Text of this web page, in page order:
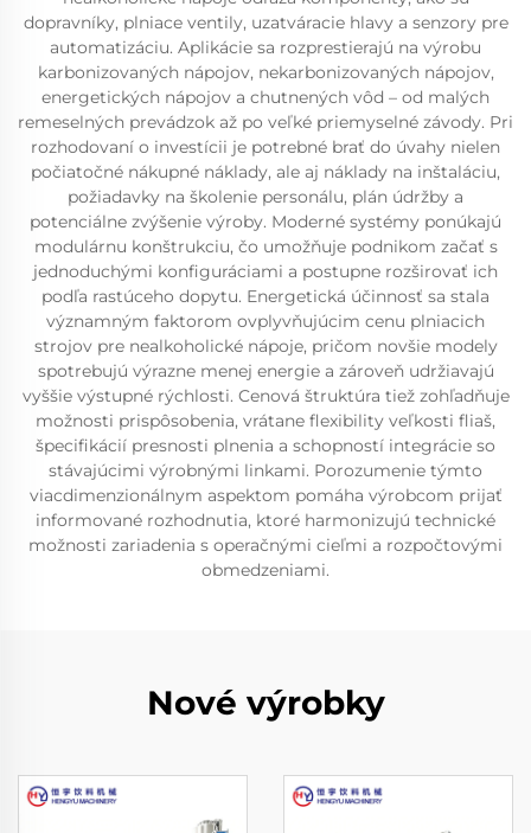
dopravníky, plniace ventily, uzatváracie hlavy a senzory pre
automatizáciu. Aplikácie sa rozprestierajú na výrobu
karbonizovaných nápojov, nekarbonizovaných nápojov,
energetických nápojov a chutnených vôd – od malých
remeselných prevádzok až po veľké priemyselné závody. Pri
rozhodovaní o investícii je potrebné brať do úvahy nielen
počiatočné nákupné náklady, ale aj náklady na inštaláciu,
požiadavky na školenie personálu, plán údržby a
potenciálne zvýšenie výroby. Moderné systémy ponúkajú
modulárnu konštrukciu, čo umožňuje podnikom začať s
jednoduchými konfiguráciami a postupne rozširovať ich
podľa rastúceho dopytu. Energetická účinnosť sa stala
významným faktorom ovplyvňujúcim cenu plniacich
strojov pre nealkoholické nápoje, pričom novšie modely
spotrebujú výrazne menej energie a zároveň udržiavajú
vyššie výstupné rýchlosti. Cenová štruktúra tiež zohľadňuje
možnosti prispôsobenia, vrátane flexibility veľkosti fliaš,
špecifikácií presnosti plnenia a schopností integrácie so
stávajúcimi výrobnými linkami. Porozumenie týmto
viacdimenzionálnym aspektom pomáha výrobcom prijať
informované rozhodnutia, ktoré harmonizujú technické
možnosti zariadenia s operačnými cieľmi a rozpočtovými
obmedzeniami.
Nové výrobky